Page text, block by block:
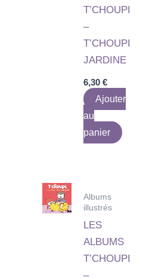
T’CHOUPI
–
T’CHOUPI
JARDINE
6,30€
Ajouter
au
panier
Albums
illustrés
LES
ALBUMS
T’CHOUPI
–